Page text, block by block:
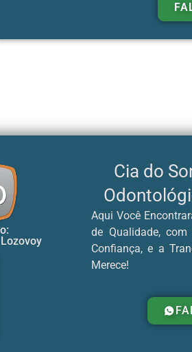
Cia do
Aqui Você
de Qualidade,
Confiança, e a
Merece!